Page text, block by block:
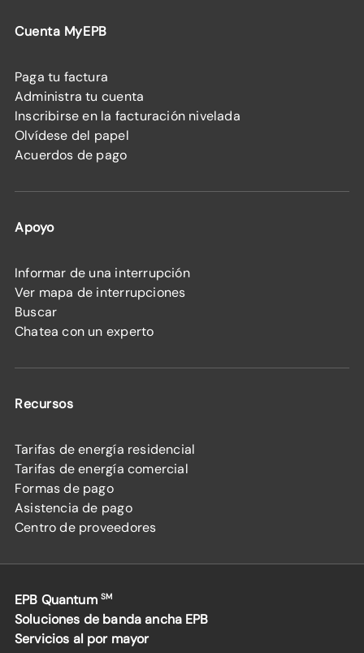
Cuenta MyEPB
Paga tu factura
Administra tu cuenta
Inscribirse en la facturación nivelada
Olvídese del papel
Acuerdos de pago
Apoyo
Informar de una interrupción
Ver mapa de interrupciones
Buscar
Chatea con un experto
Recursos
Tarifas de energía residencial
Tarifas de energía comercial
Formas de pago
Asistencia de pago
Centro de proveedores
EPB Quantum SM
Soluciones de banda ancha EPB
Servicios al por mayor